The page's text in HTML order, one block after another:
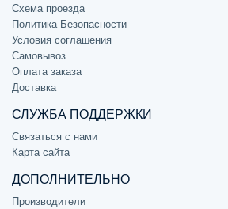
Схема проезда
Политика Безопасности
Условия соглашения
Самовывоз
Оплата заказа
Доставка
СЛУЖБА ПОДДЕРЖКИ
Связаться с нами
Карта сайта
ДОПОЛНИТЕЛЬНО
Производители